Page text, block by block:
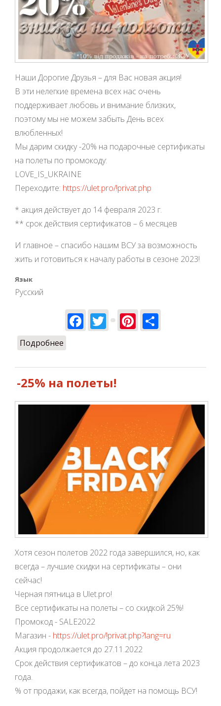
Наши Дорогие Друзья – для Вас новая акция!
В эти нелегкие времена всех нас очень
поддерживает любовь и внимание близких,
поэтому мы не можем забыть День всех
влюбленных!
Мы дарим скидку -20% на подарочные сертификаты
на полеты по промокоду:
LOVE_IS_UKRAINE
Переходите: https://ulet.pro/!privat.php
* акция действует до 14 февраля 2023 г.
** срок действия сертификатов – 6 месяцев
И главное – спасибо нашим ВСУ за возможность
жить и готовиться к началу работы в сезоне 2023!
Язык
Русский
Facebook
TwitterPinterest
Подробнее
-25% на полеты!
Хотя сезон полетов 2022 года завершился, но, как
всегда – лучшие скидки на сертификаты – они
сейчас!
Черная пятница в Ulet.pro!
Все сертификаты на полеты – со скидкой 25%!
Промокод - SALE2022
Магазин - https://ulet.pro/!privat.php?lang=ru
Акция продолжается до 27.11.2022
Срок действия сертификатов – до конца лета 2023
года.
% от продажи, как всегда, пойдет на помощь ВСУ!